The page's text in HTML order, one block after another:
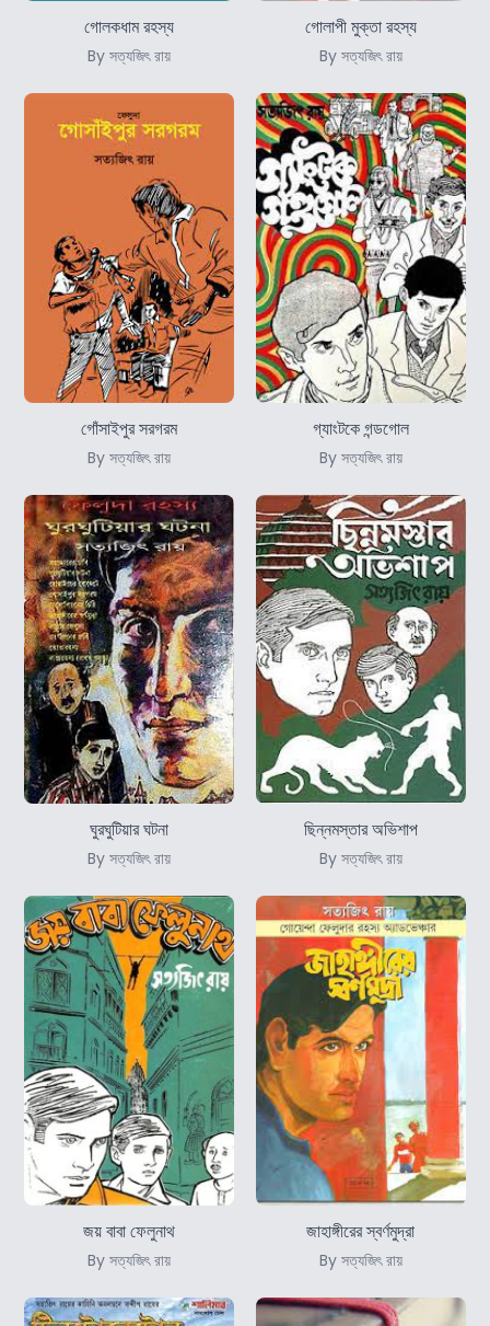
গোলকধাম রহস্য
By সত্যজিৎ রায়
গোলাপী মুক্তা রহস্য
By সত্যজিৎ রায়
গোঁসাইপুর সরগরম
By সত্যজিৎ রায়
গ্যাংটকে গন্ডগোল
By সত্যজিৎ রায়
ঘুরঘুটিয়ার ঘটনা
By সত্যজিৎ রায়
ছিন্নমস্তার অভিশাপ
By সত্যজিৎ রায়
জয় বাবা ফেলুনাথ
By সত্যজিৎ রায়
জাহাঙ্গীরের স্বর্ণমুদ্রা
By সত্যজিৎ রায়